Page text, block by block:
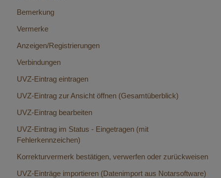
Bemerkung
Vermerke
Anzeigen/Registrierungen
Verbindungen
UVZ-Eintrag eintragen
UVZ-Eintrag zur Ansicht öffnen (Gesamtüberblick)
UVZ-Eintrag bearbeiten
UVZ-Eintrag im Status - Eingetragen (mit
Fehlerkennzeichen)
Korrekturvermerk bestätigen, verwerfen oder zurückweisen
UVZ-Einträge importieren (Datenimport aus Notarsoftware)